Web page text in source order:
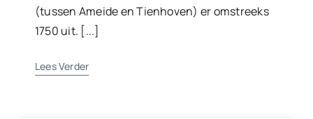
(tussen Ameide en Tienhoven) er omstreeks
1750 uit. [...]
Lees Verder